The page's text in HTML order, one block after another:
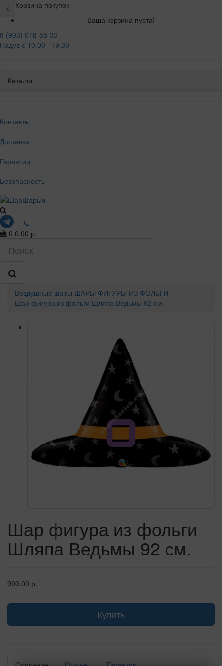
Корзина покупок
Ваша корзина пуста!
8 (903) 018-55-33
Надув с 10.00 - 19.30
Каталог
Контакты
Доставка
Гарантии
Безопасность
0 0.00 р.
Воздушные шары ШАРЫ ФИГУРЫ ИЗ ФОЛЬГИ
Шар фигура из фольги Шляпа Ведьмы 92 см.
Шар фигура из фольги
Шляпа Ведьмы 92 см.
900.00 р.
Купить
Описание Отзывы Гарантии